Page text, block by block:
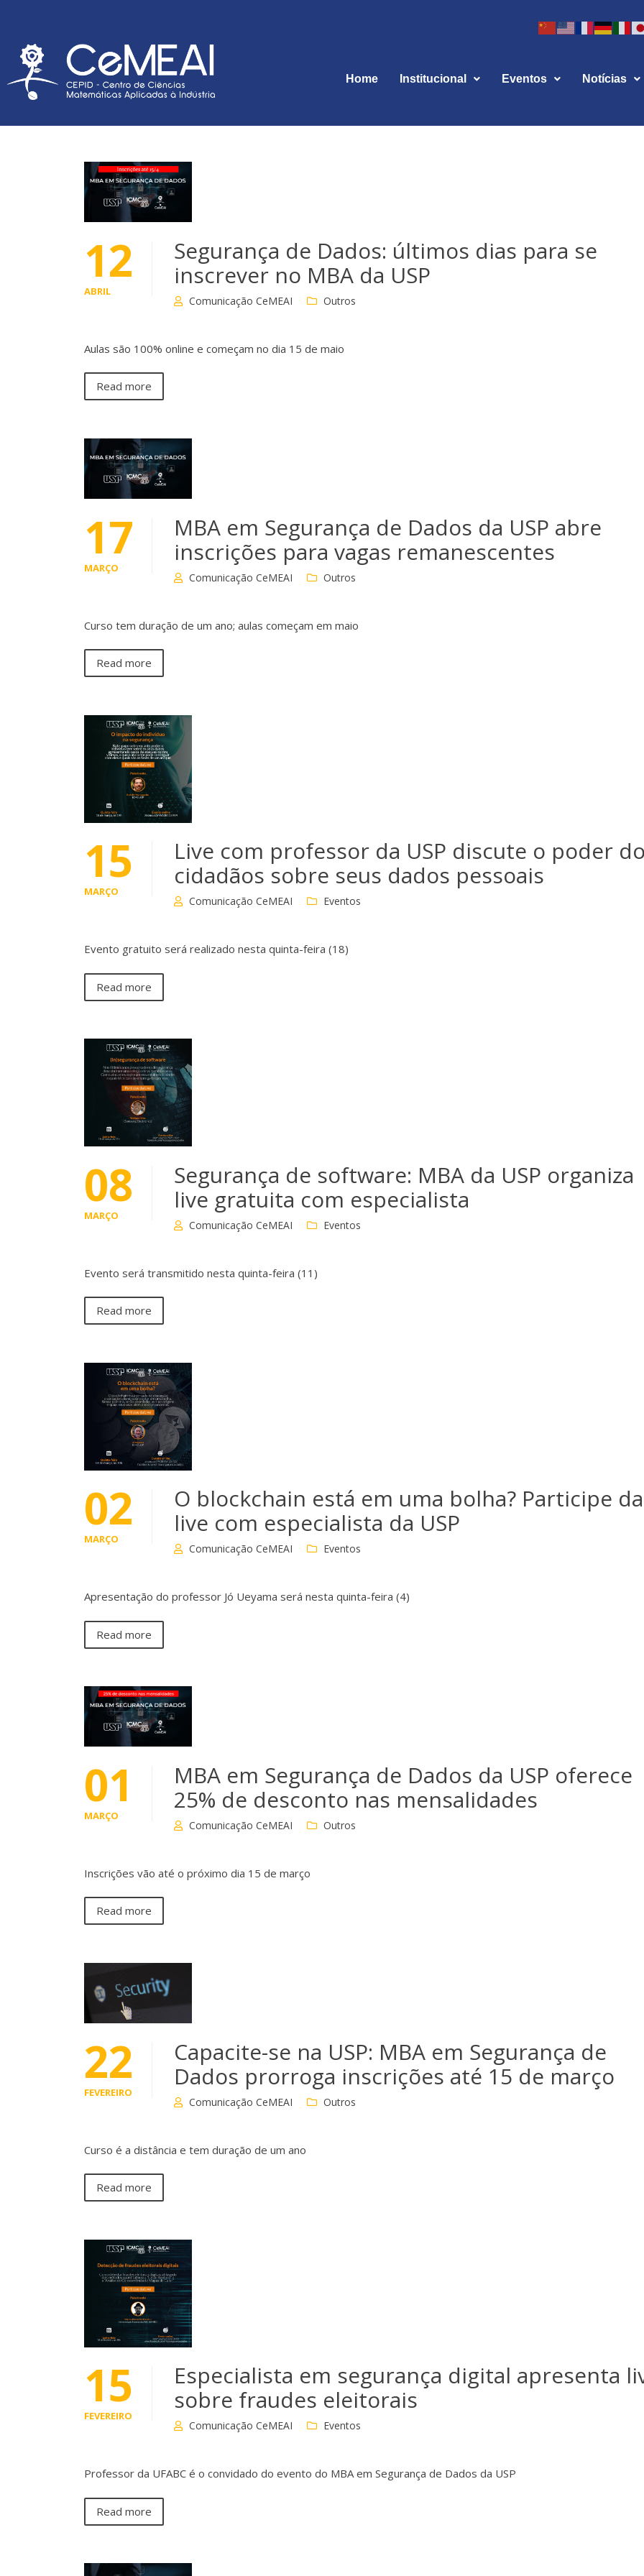
Home Institucional Eventos Notícias
12
ABRIL
Segurança de Dados: últimos dias para se
inscrever no MBA da USP
Comunicação CeMEAI Outros
Aulas são 100% online e começam no dia 15 de maio
Read more
17
MARÇO
MBA em Segurança de Dados da USP abre
inscrições para vagas remanescentes
Comunicação CeMEAI Outros
Curso tem duração de um ano; aulas começam em maio
Read more
15
MARÇO
Live com professor da USP discute o poder
cidadãos sobre seus dados pessoais
Comunicação CeMEAI Eventos
Evento gratuito será realizado nesta quinta-feira (18)
Read more
08
MARÇO
Segurança de software: MBA da USP organiza
live gratuita com especialista
Comunicação CeMEAI Eventos
Evento será transmitido nesta quinta-feira (11)
Read more
02
MARÇO
O blockchain está em uma bolha? Participe da
live com especialista da USP
Comunicação CeMEAI Eventos
Apresentação do professor Jó Ueyama será nesta quinta-feira (4)
Read more
01
MARÇO
MBA em Segurança de Dados da USP oferece
25% de desconto nas mensalidades
Comunicação CeMEAI Outros
Inscrições vão até o próximo dia 15 de março
Read more
22
FEVEREIRO
Capacite-se na USP: MBA em Segurança de
Dados prorroga inscrições até 15 de março
Comunicação CeMEAI Outros
Curso é a distância e tem duração de um ano
Read more
15
FEVEREIRO
Especialista em segurança digital apresenta
sobre fraudes eleitorais
Comunicação CeMEAI Eventos
Professor da UFABC é o convidado do evento do MBA em Segurança de Dados da USP
Read more